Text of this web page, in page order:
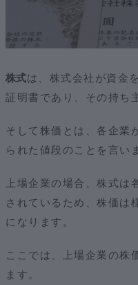
株式は、株式会社が資金
証明書であり、その持ち
そして株価とは、各企業
られた値段のことを言い
上場企業の場合、株式
されているため、株価は
になります。
ここでは、上場企業の株
ます。